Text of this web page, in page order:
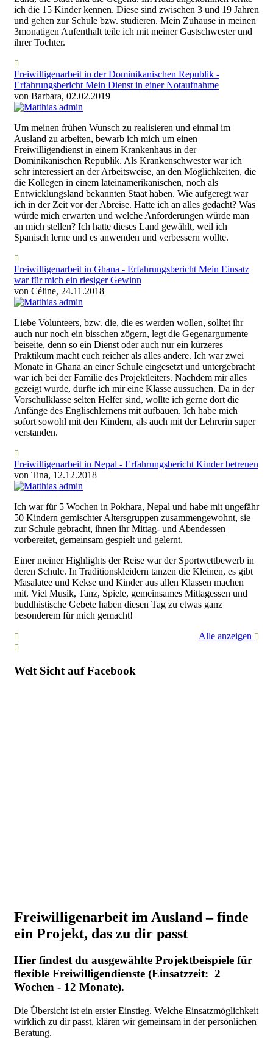
ich die 15 Kinder kennen. Diese sind zwischen 3 und 19 Jahren
und gehen zur Schule bzw. studieren. Mein Zuhause in meinen
3monatigen Aufenthalt teile ich mit meiner Gastschwester und
ihrer Tochter.
Freiwilligenarbeit in der Dominikanischen Republik -
Erfahrungsbericht Mein Dienst in einer Notaufnahme
von Barbara, 02.02.2019
Um meinen frühen Wunsch zu realisieren und einmal im
Ausland zu arbeiten, bewarb ich mich um einen
Freiwilligendienst in einem Krankenhaus in der
Dominikanischen Republik. Als Krankenschwester war ich
sehr interessiert an der Arbeitsweise, an den Möglichkeiten, die
die Kollegen in einem lateinamerikanischen, noch als
Entwicklungsland bekannten Staat haben. Wie aufgeregt war
ich in der Zeit vor der Abreise. Hatte ich an alles gedacht? Was
würde mich erwarten und welche Anforderungen würde man
an mich stellen? Ich hatte dieses Land gewählt, weil ich
Spanisch lerne und es anwenden und verbessern wollte.
Freiwilligenarbeit in Ghana - Erfahrungsbericht Mein Einsatz
war für mich ein riesiger Gewinn
von Céline, 24.11.2018
Liebe Volunteers, bzw. die, die es werden wollen, solltet ihr
auch nur noch ein bisschen zögern, legt die Gegenargumente
beiseite, denn so ein Dienst oder auch nur ein kürzeres
Praktikum macht euch reicher als alles andere. Ich war zwei
Monate in Ghana an einer Schule eingesetzt und untergebracht
war ich bei der Familie des Projektleiters. Nachdem mir alles
gezeigt wurde, durfte ich mir eine Klasse aussuchen. Da in der
Vorschulklasse selten Helfer sind, wollte ich gerne dort die
Anfänge des Englischlernens mit aufbauen. Ich habe mich
sofort sowohl mit den Kindern, als auch mit der Lehrerin super
verstanden.
Freiwilligenarbeit in Nepal - Erfahrungsbericht Kinder betreuen
von Tina, 12.12.2018
Ich war für 5 Wochen in Pokhara, Nepal und habe mit ungefähr
50 Kindern gemischter Altersgruppen zusammengewohnt, sie
zur Schule gebracht, ihnen ihr Mittag- und Abendessen
vorbereitet, gemeinsam gespielt und gelernt.
Einer meiner Highlights der Reise war der Sportwettbewerb in
deren Schule. In Traditionskleidern tanzen die Kleinen, es gibt
Masalatee und Kekse und Kinder aus allen Klassen machen
mit. Viel Musik, Tanz, Spiele, gemeinsames Mittagessen und
buddhistische Gebete haben diesen Tag zu etwas ganz
besonderem für mich gemacht!
Alle anzeigen
Welt Sicht auf Facebook
Freiwilligenarbeit im Ausland – finde
ein Projekt, das zu dir passt
Hier findest du ausgewählte Projektbeispiele für
flexible Freiwilligendienste (Einsatzzeit: 2
Wochen - 12 Monate).
Die Übersicht ist ein erster Einstieg. Welche Einsatzmöglichkeit
wirklich zu dir passt, klären wir gemeinsam in der persönlichen
Beratung.